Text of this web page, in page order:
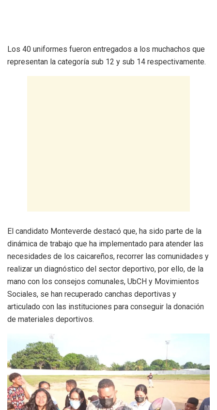
Los 40 uniformes fueron entregados a los muchachos que
representan la categoría sub 12 y sub 14 respectivamente.
El candidato Monteverde destacó que, ha sido parte de la
dinámica de trabajo que ha implementado para atender las
necesidades de los caicareños, recorrer las comunidades y
realizar un diagnóstico del sector deportivo, por ello, de la
mano con los consejos comunales, UbCH y Movimientos
Sociales, se han recuperado canchas deportivas y
articulado con las instituciones para conseguir la donación
de materiales deportivos.